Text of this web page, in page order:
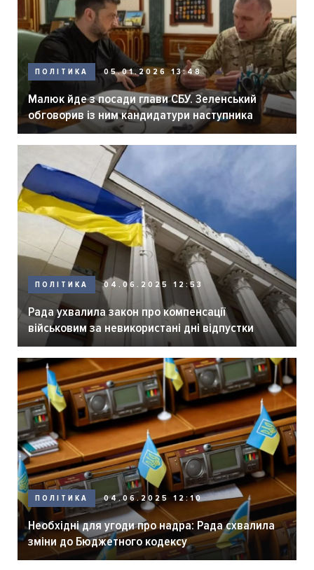
ПОЛІТИКА 05.01.2026 13:48
Малюк йде з посади глави СБУ. Зеленський
обговорив із ним кандидатури наступника
ПОЛІТИКА 04.06.2025 12:53
Рада ухвалила закон про компенсації
військовим за невикористані дні відпустки
ПОЛІТИКА 04.06.2025 12:10
Необхідні для угоди про надра: Рада схвалила
зміни до Бюджетного кодексу